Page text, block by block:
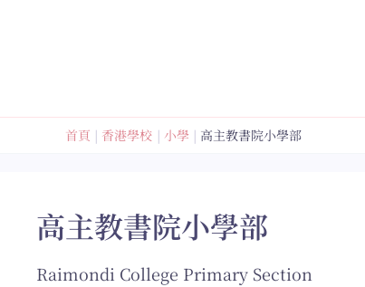
首頁 香港學校 小學 高主教書院小學部
高主教書院小學部
Raimondi College Primary Section